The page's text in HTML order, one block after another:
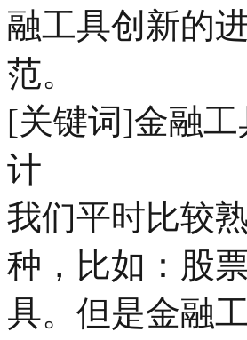
融工具创新的
范。
[关键词]金融
计
我们平时比较
种，比如：股
具。但是金融